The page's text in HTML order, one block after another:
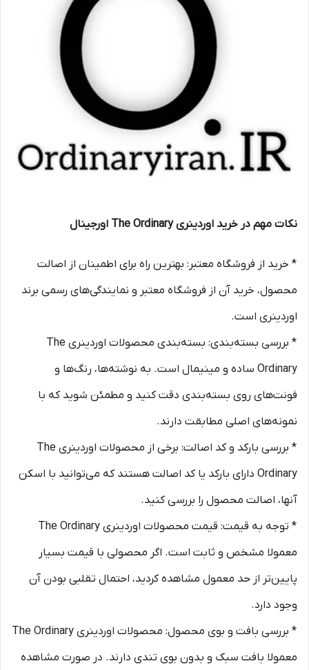
نکات مهم در خرید اوردینری The Ordinary اورجینال
* خرید از فروشگاه‌ معتبر: بهترین راه برای اطمینان از اصالت
محصول، خرید آن از فروشگاه‌ معتبر و نمایندگی‌های رسمی برند
اوردینری است.
* بررسی بسته‌بندی: بسته‌بندی محصولات اوردینری The
Ordinary ساده و مینیمال است. به نوشته‌ها، رنگ‌ها و
فونت‌های روی بسته‌بندی دقت کنید و مطمئن شوید که با
نمونه‌های اصلی مطابقت دارند.
* بررسی بارکد و کد اصالت: برخی از محصولات اوردینری The
Ordinary دارای بارکد یا کد اصالت هستند که می‌توانید با اسکن
آنها، اصالت محصول را بررسی کنید.
* توجه به قیمت: قیمت محصولات اوردینری The Ordinary
معمولا مشخص و ثابت است. اگر محصولی با قیمت بسیار
پایین‌تر از حد معمول مشاهده کردید، احتمال تقلبی بودن آن
وجود دارد.
* بررسی بافت و بوی محصول: محصولات اوردینری The Ordinary
معمولا بافت سبک و بدون بوی تندی دارند. در صورت مشاهده